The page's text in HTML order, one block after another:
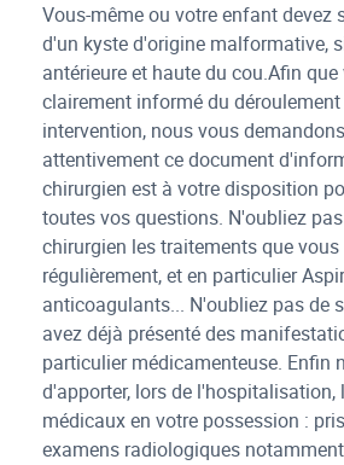
Vous-même ou votre enfant devez
d'un kyste d'origine malformative,
antérieure et haute du cou.Afin
clairement informé du
intervention, nous vous
attentivement ce document
chirurgien est à votre disposition
toutes vos questions. N'oubliez
chirurgien les traitements que vous
régulièrement, et en particulier
anticoagulants... N'oubliez pas de
avez déjà présenté des
particulier médicamenteuse. Enfin
d'apporter, lors de l'hospitalisation,
médicaux en votre possession :
examens radiologiques